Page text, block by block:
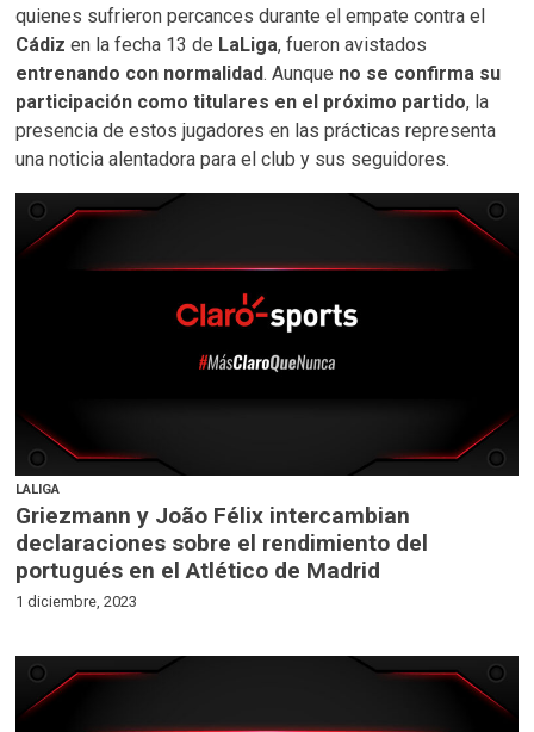
quienes sufrieron percances durante el empate contra el
Cádizen la fecha 13 de LaLiga, fueron avistados
entrenando con normalidad. Aunque no se confirma su
participación como titulares en el próximo partido, la
presencia de estos jugadores en las prácticas representa
una noticia alentadora para el club y sus seguidores.
LALIGA
Griezmann y João Félix intercambian
declaraciones sobre el rendimiento del
portugués en el Atlético de Madrid
1 diciembre, 2023